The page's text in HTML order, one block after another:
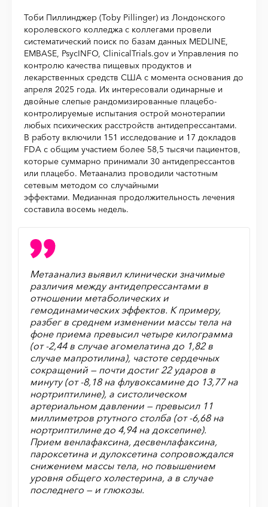
Тоби Пиллинджер (Toby Pillinger) из Лондонского
королевского колледжа с коллегами провели
систематический поиск по базам данных MEDLINE,
EMBASE, PsycINFO, ClinicalTrials.gov и Управления по
контролю качества пищевых продуктов и
лекарственных средств США с момента основания до
апреля 2025 года. Их интересовали одинарные и
двойные слепые рандомизированные плацебо-
контролируемые испытания острой монотерапии
любых психических расстройств антидепрессантами.
В работу включили 151 исследование и 17 докладов
FDA с общим участием более 58,5 тысячи пациентов,
которые суммарно принимали 30 антидепрессантов
или плацебо. Метаанализ проводили частотным
сетевым методом со случайными
эффектами. Медианная продолжительность лечения
составила восемь недель.
Метаанализ выявил клинически значимые
различия между антидепрессантами в
отношении метаболических и
гемодинамических эффектов. К примеру,
разбег в среднем изменении массы тела на
фоне приема превысил четыре килограмма
(от -2,44 в случае агомелатина до 1,82 в
случае мапротилина), частоте сердечных
сокращений — почти достиг 22 ударов в
минуту (от -8,18 на флувоксамине до 13,77 на
нортриптилине), а систолическом
артериальном давлении — превысил 11
миллиметров ртутного столба (от -6,68 на
нортриптилине до 4,94 на доксепине).
Прием венлафаксина, десвенлафаксина,
пароксетина и дулоксетина сопровождался
снижением массы тела, но повышением
уровня общего холестерина, а в случае
последнего — и глюкозы.